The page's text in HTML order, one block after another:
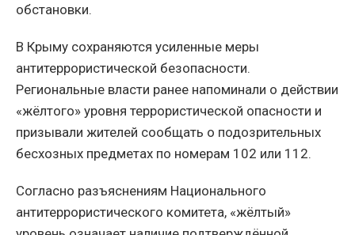
обстановки.
В Крыму сохраняются усиленные меры
антитеррористической безопасности.
Региональные власти ранее напоминали о действии
«жёлтого» уровня террористической опасности и
призывали жителей сообщать о подозрительных
бесхозных предметах по номерам 102 или 112.
Согласно разъяснениям Национального
антитеррористического комитета, «жёлтый»